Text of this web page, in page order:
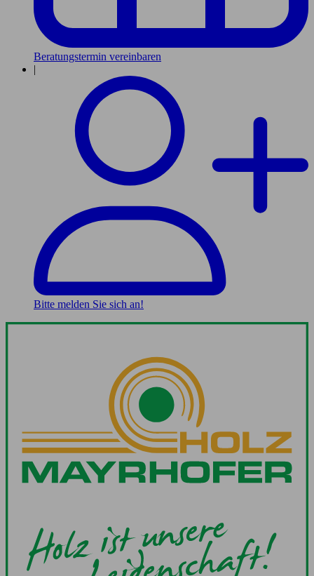
Beratungstermin vereinbaren
|
Bitte melden Sie sich an!